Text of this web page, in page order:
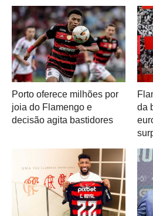
Porto oferece milhões por
joia do Flamengo e
decisão agita bastidores
da